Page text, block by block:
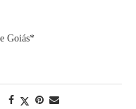
Goiás*